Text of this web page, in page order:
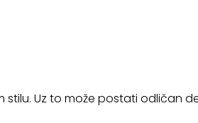
Uz to može postati odličan